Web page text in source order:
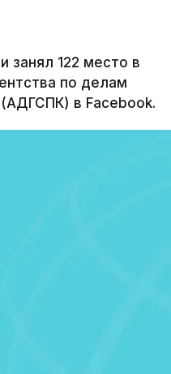
занял 122 место в
по делам
в Facebook.